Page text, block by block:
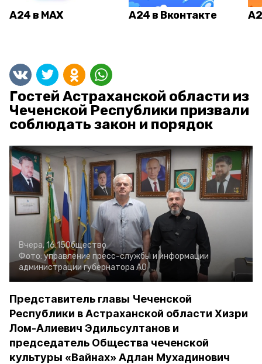
А24 в MAX А24 в Вконтакте
Гостей Астраханской области из
Чеченской Республики призвали
соблюдать закон и порядок
Вчера, 16:15Общество
Фото: управление пресс-службы и информации
администрации губернатора АО
Представитель главы Чеченской
Республики в Астраханской области Хизри
Лом-Алиевич Эдильсултанов и
председатель Общества чеченской
культуры «Вайнах» Адлан Мухадинович